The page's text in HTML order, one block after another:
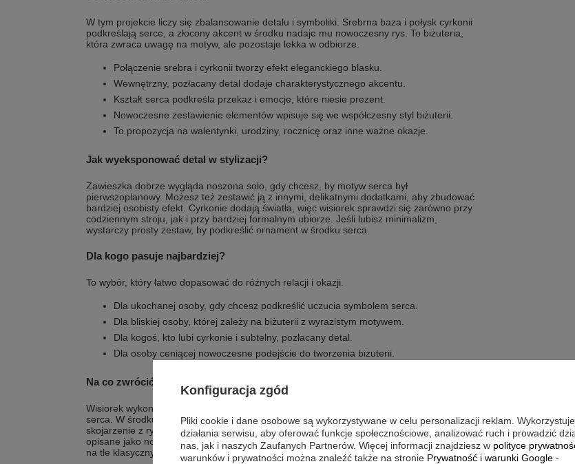
W tym projekcie liczy się zbalansowanie detalu i symboliki. Srebrna baza i połysk cyrkonii
podkreślają serce, a złocony akcent w środku nadaje mu nowoczesny rys. To biżuteria,
która zwraca uwagę na motyw, ale pozostaje lekka w odbiorze.
Połączenie srebra i cyrkonii tworzy efekt eleganckiego blasku.
Wewnętrzny, pozłacany detal dodaje charakterystycznego akcentu.
Kształt serca podkreśla przekaz i emocje, które niesie prezent.
Nowoczesne zestawienie elementów wpisuje się we współczesny styl biżuterii.
To propozycja na walentynki, urodziny, rocznicę oraz inne ważne okazje.
Jak wyeksponować detal w stylizacji?
Zawieszka dobrze wygląda noszona solo, gdy chcesz, by motyw serca był
pierwszoplanowy. Możesz też zestawić ją z innymi, delikatnymi dodatkami, aby zbudować
bardziej osobisty efekt. Cyrkonie dodają światła, więc wisiorek sprawdzi się zarówno przy
codziennym stroju, jak i przy bardziej formalnym ubiorze. Jeśli lubisz minimalizm,
wystarczy prosty zestaw, by podkreślić ornament w środku serca.
Dla kogo pasuje najbardziej?
To wybór, który łatwo dopasować do różnych relacji i okazji.
Dla ukochanej osoby, gdy chcesz podkreślić uczucia symbolem serca.
Dla bliskiej osoby, której zależy na biżuterii z wyrazistym motywem.
Dla kogoś, kto lubi cyrkonie i subtelny, pozłacany detal.
Dla osoby ceniącej nowoczesne podejście do tworzenia biżuterii.
Na co zwrócić uwagę w detalach?
Wisiorek wykonano ze srebra, a połysk uzupełniają cyrkonie umieszczone w motywie
serca. W środku znajduje się pozłacany element określany jako linia życia, który buduje
skojarzenie z rytmem serca i dodaje całości nowoczesności. Takie zestawienie zostało
opisane jako nowoczesna metoda w tworzeniu biżuterii, dzięki czemu projekt wyróżnia się
na tle klasycznych zawieszek.
Konfiguracja zgód
Pliki cookie i dane osobowe są wykorzystywane w celu personalizacji reklam.
działania serwisu, aby oferować funkcje społecznościowe, analizować ruch i prowadzić
nas, jak i naszych Zaufanych Partnerów. Więcej informacji znajdziesz w polityce
warunków i prywatności można znaleźć także na stronie Prywatność i warunki Google -